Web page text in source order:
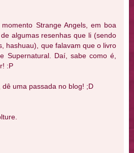
Strange Angels, em boa
algumas resenhas que li (sendo
hashuau), que falavam que o livro
Supernatural. Daí, sabe como é,
:P
dê uma passada no blog! ;D